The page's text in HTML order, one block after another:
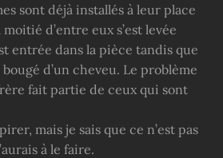
sont déjà installés à leur place
d’entre eux s’est levée
entrée dans la pièce tandis que
bougé d’un cheveu. Le problème
fait partie de ceux qui sont
mais je sais que ce n’est pas
à le faire.